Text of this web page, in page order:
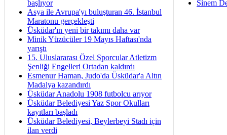
başlıyor
Asya ile Avrupa'yı buluşturan 46. İstanbul
Maratonu gerçekleşti
Üsküdar'ın yeni bir takımı daha var
Minik Yüzücüler 19 Mayıs Haftası'nda
yarıştı
15. Uluslararası Özel Sporcular Atletizm
Şenliği Engelleri Ortadan kaldırdı
Esmenur Haman, Judo'da Üsküdar'a Altın
Madalya kazandırdı
Üsküdar Anadolu 1908 futbolcu arıyor
Üsküdar Belediyesi Yaz Spor Okulları
kayıtları başladı
Üsküdar Belediyesi, Beylerbeyi Stadı için
ilan verdi
Sinem